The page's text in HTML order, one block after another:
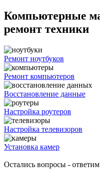
Компьютерные
ремонт техники
Ремонт ноутбуков
Ремонт компьютеров
Восстановление данные
Настройка роутеров
Настройка телевизоров
Установка камер
Остались вопросы -